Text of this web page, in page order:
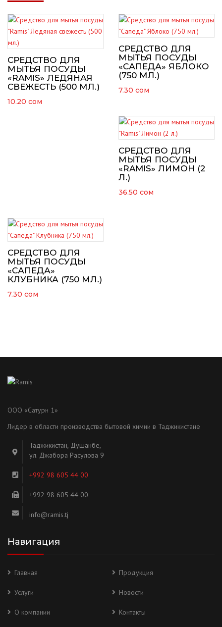
СРЕДСТВО ДЛЯ
МЫТЬЯ ПОСУДЫ
«RAMIS» ЛЕДЯНАЯ
СВЕЖЕСТЬ (500 МЛ.)
10.20 сом
СРЕДСТВО ДЛЯ
МЫТЬЯ ПОСУДЫ
«САПЕДА» ЯБЛОКО
(750 МЛ.)
7.30 сом
СРЕДСТВО ДЛЯ
МЫТЬЯ ПОСУДЫ
«RAMIS» ЛИМОН (2
Л.)
36.50 сом
СРЕДСТВО ДЛЯ
МЫТЬЯ ПОСУДЫ
«САПЕДА»
КЛУБНИКА (750 МЛ.)
7.30 сом
ООО «Сатурн 1»
Лидер в области производства бытовой химии в Таджикистане
Таджикистан, Душанбе,
ул. Джабора Расулова 9
+992 98 605 44 00
+992 98 605 44 00
info@ramis.tj
Навигация
Главная Продукция
Услуги Новости
О компании Контакты